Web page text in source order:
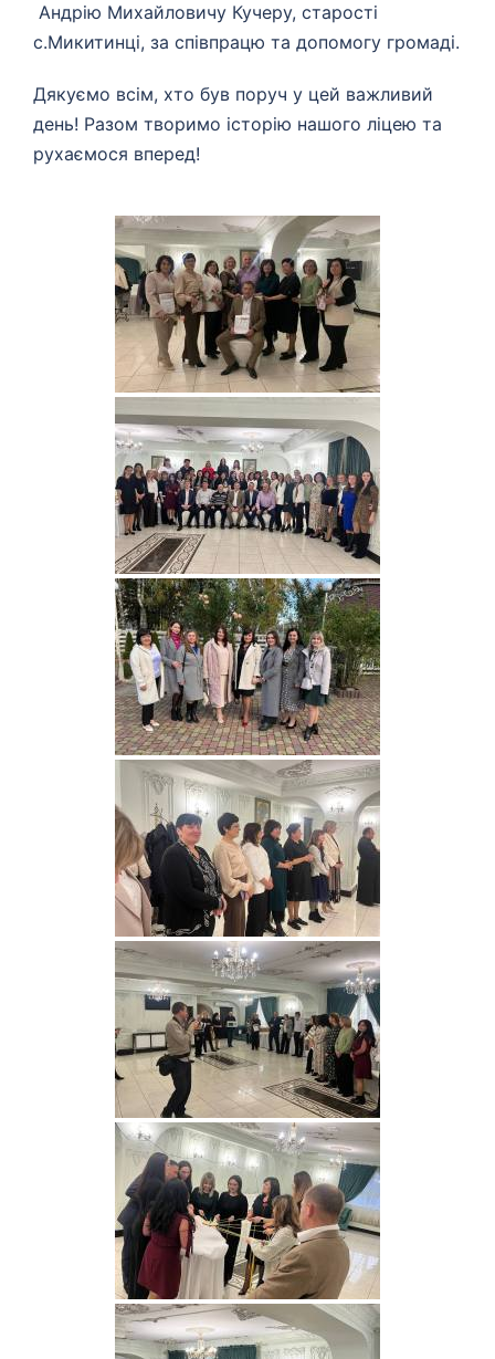
Андрію Михайловичу Кучеру, старості
с.Микитинці, за співпрацю та допомогу громаді.
Дякуємо всім, хто був поруч у цей важливий
день! Разом творимо історію нашого ліцею та
рухаємося вперед!